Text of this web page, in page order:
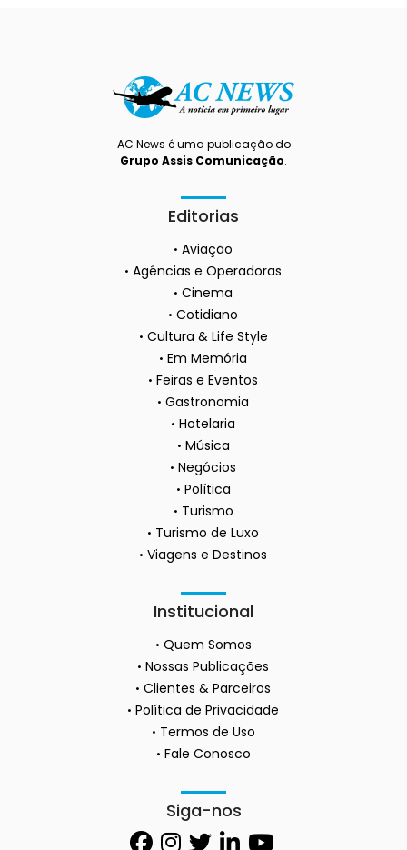
AC News é uma publicação do
Grupo Assis Comunicação.
Editorias
Aviação
Agências e Operadoras
Cinema
Cotidiano
Cultura & Life Style
Em Memória
Feiras e Eventos
Gastronomia
Hotelaria
Música
Negócios
Política
Turismo
Turismo de Luxo
Viagens e Destinos
Institucional
Quem Somos
Nossas Publicações
Clientes & Parceiros
Política de Privacidade
Termos de Uso
Fale Conosco
Siga-nos